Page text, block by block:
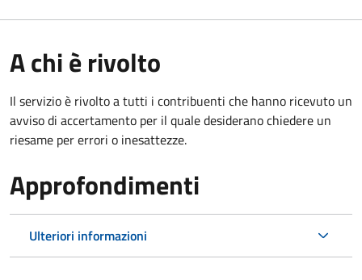
A chi è rivolto
Il servizio è rivolto a tutti i contribuenti che hanno ricevuto un
avviso di accertamento per il quale desiderano chiedere un
riesame per errori o inesattezze.
Approfondimenti
Ulteriori informazioni